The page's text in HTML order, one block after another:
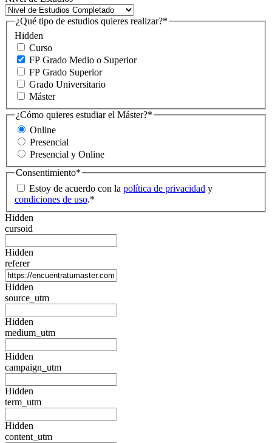
Hidden
¿Qué tipo de estudios quieres realizar?*
Curso
FP Grado Medio o Superior
FP Grado Superior
Grado Universitario
Máster
¿Cómo quieres estudiar el Máster?*
Online
Presencial
Presencial y Online
Consentimiento*
Estoy de acuerdo con la política de privacidad y
condiciones de uso.*
Hidden
cursoid
Hidden
referer
Hidden
source_utm
Hidden
medium_utm
Hidden
campaign_utm
Hidden
term_utm
Hidden
content_utm